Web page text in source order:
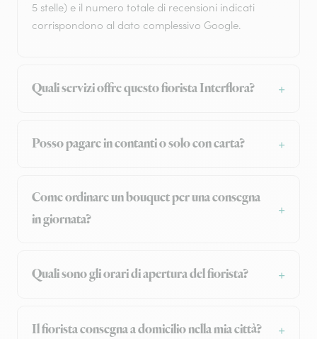
5 stelle) e il numero totale di recensioni indicati
corrispondono al dato complessivo Google.
Quali servizi offre questo fiorista Interflora?
Posso pagare in contanti o solo con carta?
Come ordinare un bouquet per una consegna
in giornata?
Quali sono gli orari di apertura del fiorista?
Il fiorista consegna a domicilio nella mia città?